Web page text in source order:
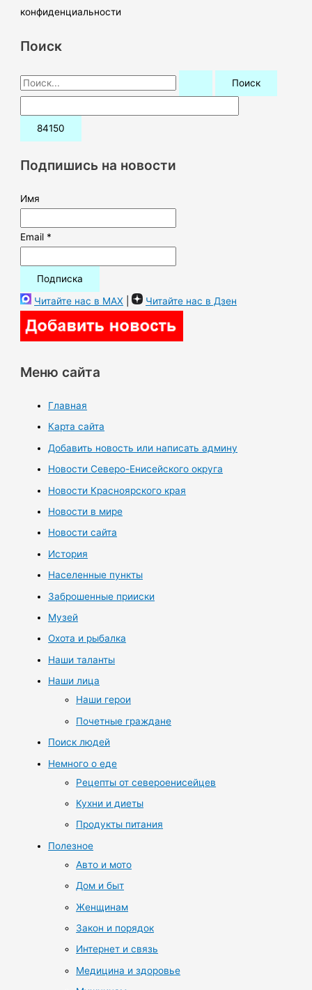
конфиденциальности
Поиск
П
о
и
:Подпишись на новости
Имя
Email *
Читайте нас в MAX | Читайте нас в Дзен
Меню сайта
Главная
Карта сайта
Добавить новость или написать админу
Новости Северо-Енисейского округа
Новости Красноярского края
Новости в мире
Новости сайта
История
Населенные пункты
Заброшенные прииски
Музей
Охота и рыбалка
Наши таланты
Наши лица
Наши герои
Почетные граждане
Поиск людей
Немного о еде
Рецепты от североенисейцев
Кухни и диеты
Продукты питания
Полезное
Авто и мото
Дом и быт
Женщинам
Закон и порядок
Интернет и связь
Медицина и здоровье